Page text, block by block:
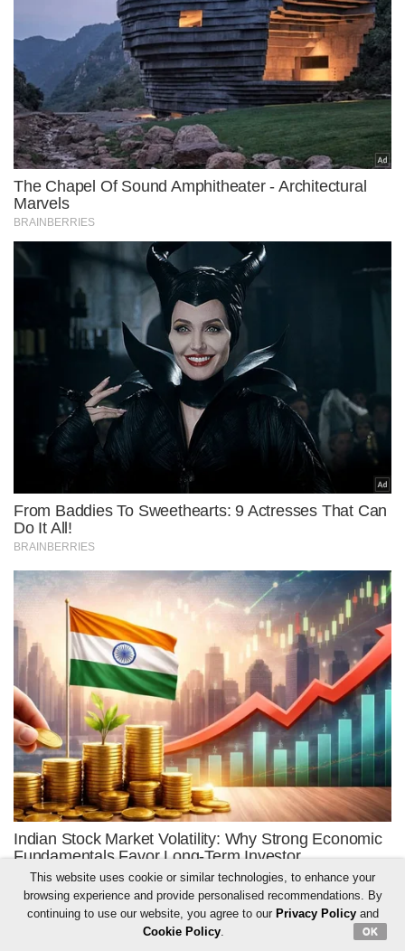
This website uses cookie or similar technologies, to enhance your
browsing experience and provide personalised recommendations. By
continuing to use our website, you agree to our Privacy Policyand
Cookie Policy. OK